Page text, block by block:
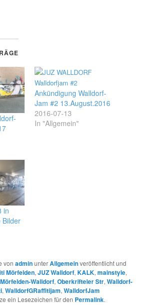
Ankündigung Walldorf-
Jam #2 13.August.2016
2016-07-13
In "Allgemein"
in
Bilder
vonadminunterAllgemeinveröffentlicht und
Mörfelden,JUZ Walldorf,KALK,mainstyle,
Mörfelden-Walldorf,Oberkrifteler Str,Walldorf-
,WalldorfGRaffitijam,WalldorfJam
ein Lesezeichen für den Permalink.